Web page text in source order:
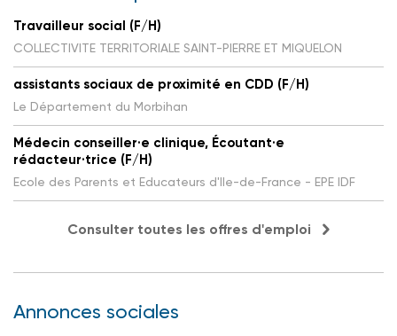
Travailleur social (F/H)
COLLECTIVITE TERRITORIALE SAINT-PIERRE ET MIQUELON
assistants sociaux de proximité en CDD (F/H)
Le Département du Morbihan
Médecin conseiller·e clinique, Écoutant·e
rédacteur·trice (F/H)
Ecole des Parents et Educateurs d'Ile-de-France - EPE IDF
Consulter toutes les offres d'emploi
Annonces sociales